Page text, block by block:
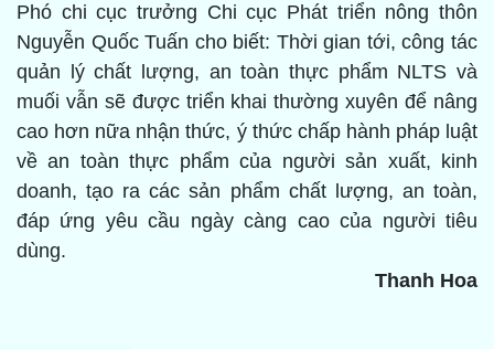
Phó chi cục trưởng Chi cục Phát triển nông thôn
Nguyễn Quốc Tuấn cho biết: Thời gian tới, công tác
quản lý chất lượng, an toàn thực phẩm NLTS và
muối vẫn sẽ được triển khai thường xuyên để nâng
cao hơn nữa nhận thức, ý thức chấp hành pháp luật
về an toàn thực phẩm của người sản xuất, kinh
doanh, tạo ra các sản phẩm chất lượng, an toàn,
đáp ứng yêu cầu ngày càng cao của người tiêu
dùng.
Thanh Hoa